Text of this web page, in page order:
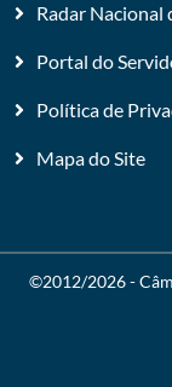
Radar Nacional
Portal do
Política de
Mapa do Site
©2012/2026 -